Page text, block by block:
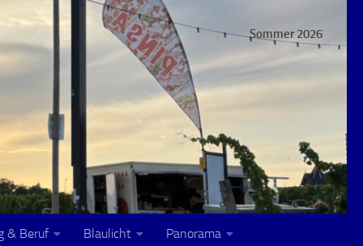
Sommer 2026
& Beruf Blaulicht Panorama